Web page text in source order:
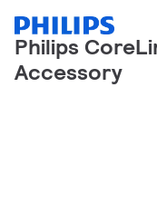
Philips
Accessory